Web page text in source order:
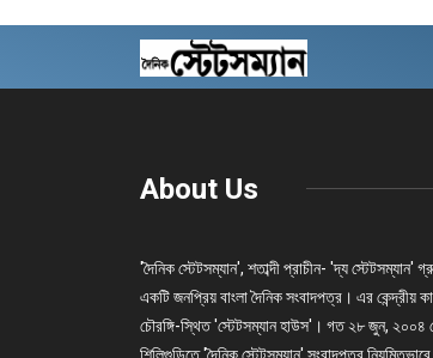
About Us
'দৈনিক স্টেটসম্যান', শতাব্দী প্রাচীন- 'দ্য স্টেটসম্যান'
একটি জনপ্রিয় বাংলা দৈনিক সংবাদপত্র। এর কেন্দ্রীয়
চৌরঙ্গি-স্থিত 'স্টেটসম্যান হাউস'। গত ২৮ জুন, ২০০৪
শিলিগুড়িতে 'দৈনিক স্টেটসম্যান' সংবাদপত্র